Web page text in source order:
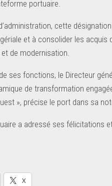
portuaire.
cette
et à consolider les
de modernisation.
ses fonctions, le Directeur
de transformation
», précise le port dans sa
a adressé ses félicitations
X